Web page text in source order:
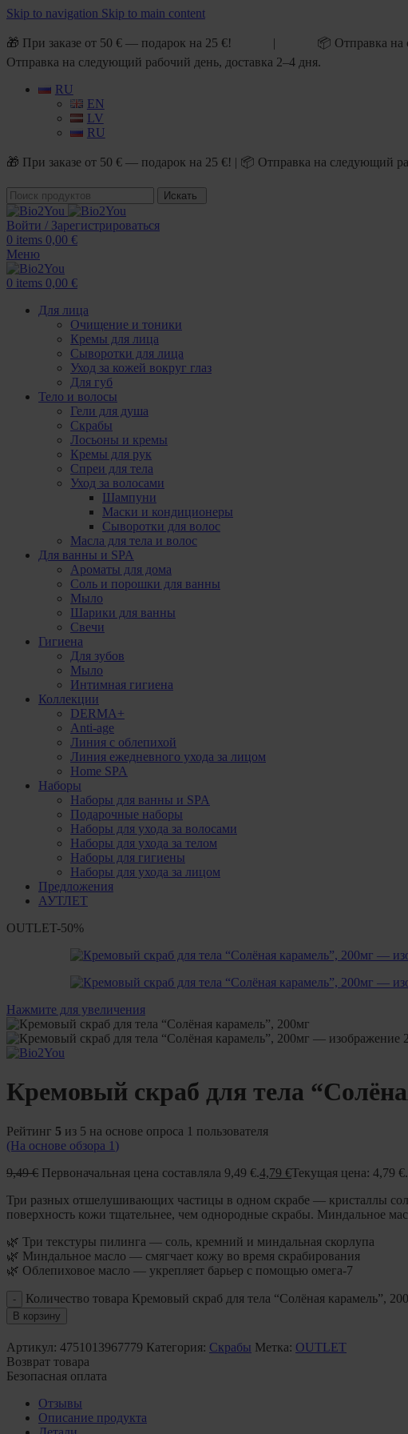
Skip to navigation Skip to main content
🎁 При заказе от 50 € — подарок на 25 €! | 📦 Отправка
Отправка на следующий рабочий день, доставка 2–4 дня.
RU
EN
LV
RU
🎁 При заказе от 50 € — подарок на 25 €! | 📦 Отправка на следующий
Искать
Войти / Зарегистрироваться
0 items 0,00 €
Меню
0 items 0,00 €
Для лица
Очищение и тоники
Кремы для лица
Сыворотки для лица
Уход за кожей вокруг глаз
Для губ
Тело и волосы
Гели для душа
Скрабы
Лосьоны и кремы
Кремы для рук
Спреи для тела
Уход за волосами
Шампуни
Маски и кондиционеры
Сыворотки для волос
Масла для тела и волос
Для ванны и SPA
Ароматы для дома
Соль и порошки для ванны
Мыло
Шарики для ванны
Свечи
Гигиена
Для зубов
Мыло
Интимная гигиена
Коллекции
DERMA+
Anti-age
Линия с облепихой
Линия ежедневного ухода за лицом
Home SPA
Наборы
Наборы для ванны и SPA
Подарочные наборы
Наборы для ухода за волосами
Наборы для ухода за телом
Наборы для гигиены
Наборы для ухода за лицом
Предложения
АУТЛЕТ
OUTLET-50%
Нажмите для увеличения
Кремовый скраб для тела
Рейтинг 5 из 5 на основе опроса 1 пользователя
(На основе обзора 1 )
9,49€ Первоначальная цена составляла 9,49 €.4,79 €Текущая цена: 4,79 €.
Три разных отшелушивающих частицы в одном скрабе — кристаллы
поверхность кожи тщательнее, чем однородные скрабы. Миндальное
🌿 Три текстуры пилинга — соль, кремний и миндальная скорлупа
🌿 Миндальное масло — смягчает кожу во время скрабирования
🌿 Облепиховое масло — укрепляет барьер с помощью омега-7
Количество товара Кремовый скраб для тела “Солёная карамель”,
В корзину
Артикул: 4751013967779 Категория: Скрабы Метка: OUTLET
Возврат товара
Безопасная оплата
Отзывы
Описание продукта